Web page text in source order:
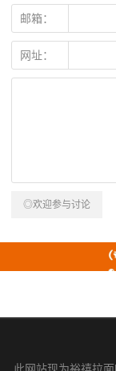
邮箱：
网址：
◎欢迎参与讨论